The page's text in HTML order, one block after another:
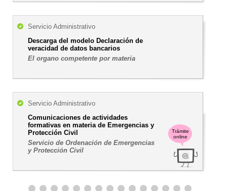
Servicio Administrativo
Descarga del modelo Declaración de
veracidad de datos bancarios
El organo competente por materia
Trámite
online
Servicio Administrativo
Comunicaciones de actividades
formativas en materia de Emergencias y
Protección Civil
Servicio de Ordenación de Emergencias
y Protección Civil